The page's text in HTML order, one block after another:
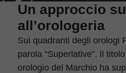
Un approccio
all’orologeria
Sui quadranti degli orologi
parola “Superlative”. Il
orologio del Marchio ha